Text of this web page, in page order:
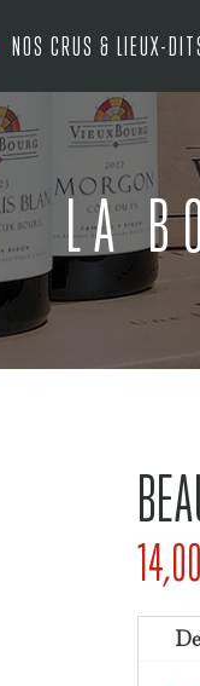
NOS CRUS & LIEUX-
LA
14,00